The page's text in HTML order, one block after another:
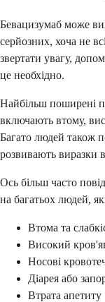
Бевацизумаб може
серйозних, хоча не
звертати увагу,
це необхідно.
Найбільш поширені
включають втому,
Багато людей також
розвивають виразки в
Ось більш часто
на багатьох людей,
Втома та
Високий
Носові
Діарея або
Втрата апетиту